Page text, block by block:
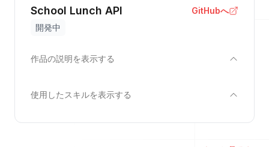
School Lunch API
GitHubへ
開発中
作品の説明を表示する
使用したスキルを表示する